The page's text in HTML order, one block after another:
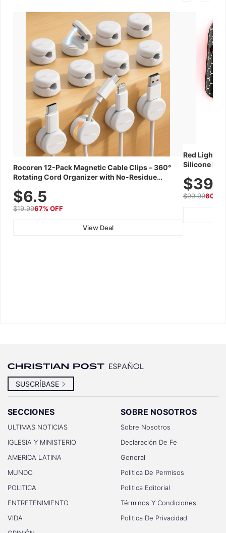
Rocoren 12-Pack Magnetic Cable Clips – 360°
Rotating Cord Organizer with No-Residue
Wall, Car & Office, White
$6.5
$19.9967% OFF
View Deal
Red Light
Silicone
$99.9960%
SUSCRÍBASE
SECCIONES
ULTIMAS NOTICIAS
IGLESIA Y MINISTERIO
AMERICA LATINA
MUNDO
POLITICA
ENTRETENIMIENTO
VIDA
SOBRE NOSOTROS
Sobre Nosotros
Declaración De Fe
General
Politica De Permisos
Politica Editorial
Términos Y Condiciones
Politica De Privacidad